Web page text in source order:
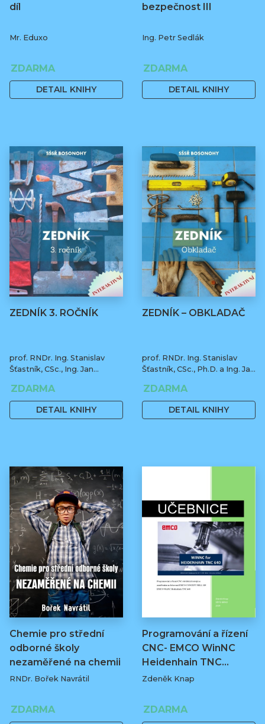
díl
Mr. Eduxo
ZDARMA
DETAIL KNIHY
bezpečnost III
Ing. Petr Sedlák
ZDARMA
DETAIL KNIHY
ZEDNÍK 3. ROČNÍK
prof. RNDr. Ing. Stanislav
Šťastník, CSc., Ing. Jan
ZDARMA
DETAIL KNIHY
ZEDNÍK – OBKLADAČ
prof. RNDr. Ing. Stanislav
Šťastník, CSc., Ph.D. a Ing. Jan
ZDARMA
DETAIL KNIHY
Chemie pro střední
odborné školy
nezaměřené na chemii
RNDr. Bořek Navrátil
ZDARMA
Programování a řízení
CNC- EMCO WinNC
Heidenhain TNC…
Zdeněk Knap
ZDARMA